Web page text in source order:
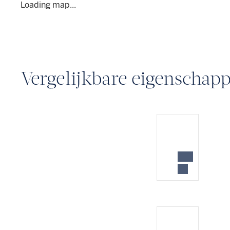
Loading map...
Vergelijkbare